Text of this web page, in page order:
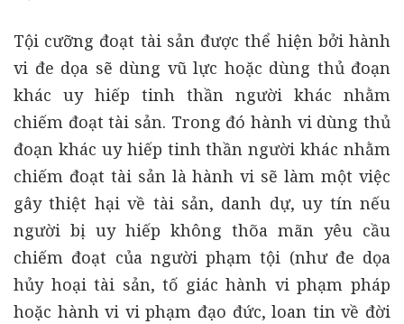
Tội cưỡng đoạt tài sản được thể hiện bởi hành
vi đe dọa sẽ dùng vũ lực hoặc dùng thủ đoạn
khác uy hiếp tinh thần người khác nhằm
chiếm đoạt tài sản. Trong đó hành vi dùng thủ
đoạn khác uy hiếp tinh thần người khác nhằm
chiếm đoạt tài sản là hành vi sẽ làm một việc
gây thiệt hại về tài sản, danh dự, uy tín nếu
người bị uy hiếp không thõa mãn yêu cầu
chiếm đoạt của người phạm tội (như đe dọa
hủy hoại tài sản, tố giác hành vi phạm pháp
hoặc hành vi vi phạm đạo đức, loan tin về đời